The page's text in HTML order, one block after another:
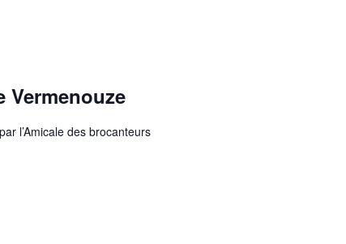
Vermenouze
l’Amicale des brocanteurs